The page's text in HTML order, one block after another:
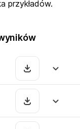
przykładów.